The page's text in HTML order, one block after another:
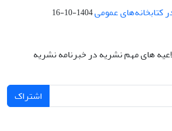
کتابخانه‌های عمومی1404-10-16
های مهم نشریه در خبرنامه نشریه
اشتراک